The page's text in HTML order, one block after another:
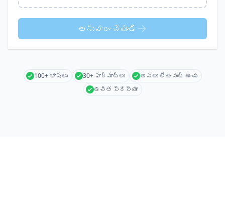
అనువాదం చేయండి
100+ భాషలు 30+ ఫార్మాట్లు
అసలు లేఅవుట్ ఉంచు
ఉచిత ప్రివ్యూ